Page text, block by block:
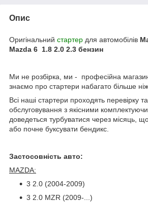
Опис
Оригінальний стартер для автомобілів
Mazda 6 1.8 2.0 2.3 бензин
Ми не розбірка, ми - професійна
знаємо про стартери набагато більше
Всі наші стартери проходять перевірку
обслуговування з якісними
доведеться турбуватися через місяць,
або почне буксувати бендикс.
Застосовність авто:
MAZDA:
3 2.0 (2004-2009)
3 2.0 MZR (2009-...)